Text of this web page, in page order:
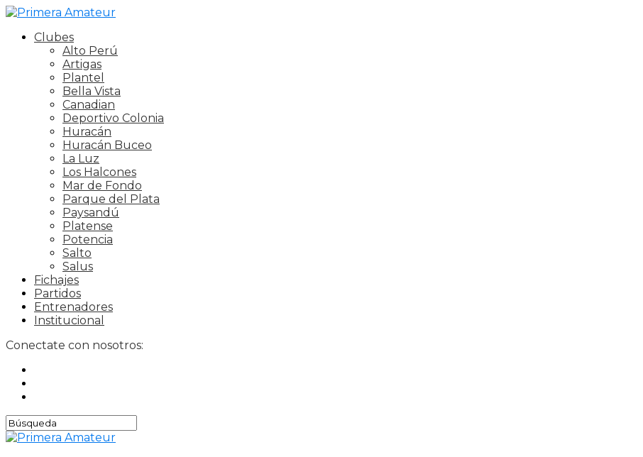
Clubes
Alto Perú
Artigas
Plantel
Bella Vista
Canadian
Deportivo Colonia
Huracán
Huracán Buceo
La Luz
Los Halcones
Mar de Fondo
Parque del Plata
Paysandú
Platense
Potencia
Salto
Salus
Fichajes
Partidos
Entrenadores
Institucional
Conectate con nosotros: